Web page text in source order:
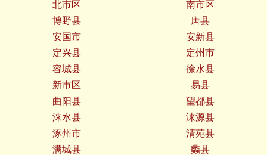
北市区
南市区
博野县
唐县
安国市
安新县
定兴县
定州市
容城县
徐水县
新市区
易县
曲阳县
望都县
涞水县
涞源县
涿州市
清苑县
满城县
蠡县